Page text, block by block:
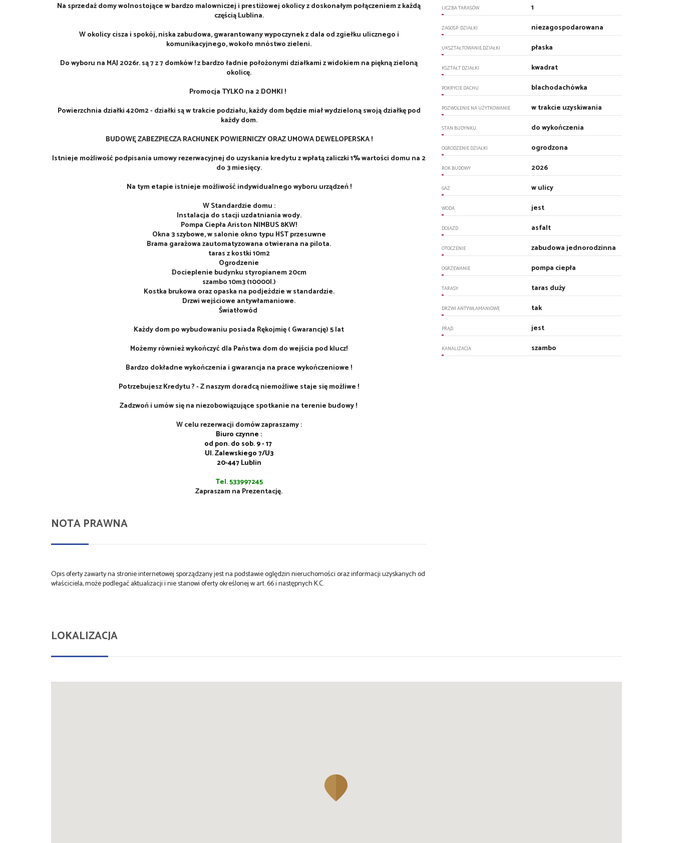
Na sprzedaż domy wolnostojące w bardzo malowniczej i prestiżowej okolicy z doskonałym połączeniem z każdą
częścią Lublina.
W okolicy cisza i spokój, niska zabudowa, gwarantowany wypoczynek z dala od zgiełku ulicznego i
komunikacyjnego, wokoło mnóstwo zieleni.
Do wyboru na MAJ 2026r. są 7 z 7 domków ! z bardzo ładnie położonymi działkami z widokiem na piękną zieloną
okolicę.
Promocja TYLKO na 2 DOMKI !
Powierzchnia działki 420m2 - działki są w trakcie podziału, każdy dom będzie miał wydzieloną swoją działkę pod
każdy dom.
BUDOWĘ ZABEZPIECZA RACHUNEK POWIERNICZY ORAZ UMOWA DEWELOPERSKA !
Istnieje możliwość podpisania umowy rezerwacyjnej do uzyskania kredytu z wpłatą zaliczki 1% wartości domu na 2
do 3 miesięcy.
Na tym etapie istnieje możliwość indywidualnego wyboru urządzeń !
W Standardzie domu :
Instalacja do stacji uzdatniania wody.
Pompa Ciepła Ariston NIMBUS 8KW!
Okna 3 szybowe, w salonie okno typu HST przesuwne
Brama garażowa zautomatyzowana otwierana na pilota.
taras z kostki 10m2
Ogrodzenie
Docieplenie budynku styropianem 20cm
szambo 10m3 (10000l.)
Kostka brukowa oraz opaska na podjeździe w standardzie.
Drzwi wejściowe antywłamaniowe.
Światłowód
Każdy dom po wybudowaniu posiada Rękojmię ( Gwarancję) 5 lat
Możemy również wykończyć dla Państwa dom do wejścia pod klucz!
Bardzo dokładne wykończenia i gwarancja na prace wykończeniowe !
Potrzebujesz Kredytu ? - Z naszym doradcą niemożliwe staje się możliwe !
Zadzwoń i umów się na niezobowiązujące spotkanie na terenie budowy !
W celu rezerwacji domów zapraszamy :
Biuro czynne :
od pon. do sob. 9 - 17
Ul. Zalewskiego 7/U3
20-447 Lublin
Tel. 533997245
Zapraszam na Prezentację.
NOTA PRAWNA
Opis oferty zawarty na stronie internetowej sporządzany jest na podstawie oględzin nieruchomości oraz informacji uzyskanych od
właściciela, może podlegać aktualizacji i nie stanowi oferty określonej w art. 66 i następnych K.C.
LICZBA TARASÓW 1
ZAGOSP. DZIAŁKI niezagospodarowana
UKSZTAŁTOWANIE DZIAŁKI płaska
KSZTAŁT DZIAŁKI kwadrat
POKRYCIE DACHU blachodachówka
POZWOLENIE NA UŻYTKOWANIE w trakcie uzyskiwania
STAN BUDYNKU do wykończenia
OGRODZENIE DZIAŁKI ogrodzona
ROK BUDOWY 2026
GAZ w ulicy
WODA jest
DOJAZD asfalt
OTOCZENIE zabudowa jednorodzinna
OGRZEWANIE pompa ciepła
TARASY taras duży
DRZWI ANTYWŁAMANIOWE tak
PRĄD jest
KANALIZACJA szambo
LOKALIZACJA